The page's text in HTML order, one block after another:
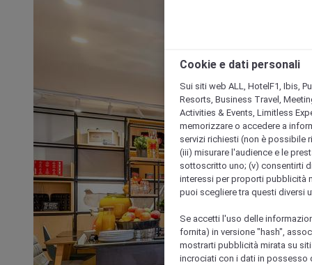
Cookie e dati personali
Sui siti web ALL, HotelF1, Ibis,
Resorts, Business Travel,
Activities & Events, Limitless
memorizzare o accedere a
servizi richiesti (non è possibile
(iii) misurare l'audience e le
sottoscritto uno; (v) consentirti
interessi per proporti pubblicità
puoi scegliere tra questi diversi
Se accetti l'uso delle
fornita) in versione "hash",
mostrarti pubblicità mirata su
incrociati con i dati in possesso